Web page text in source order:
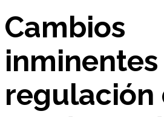
Cambios
regulación